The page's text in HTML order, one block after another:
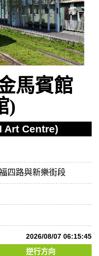
馬賓館
)
Art Centre)
四路與新樂街段
2026/08/07 06:15:45
逆行方向